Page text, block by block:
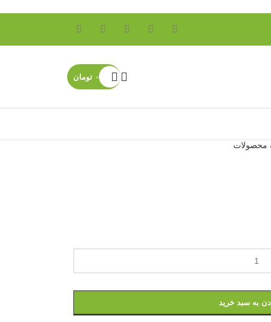
۰ تومان
محصولات
به سبد خرید